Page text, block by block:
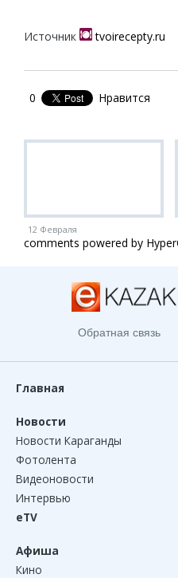
Источник tvoirecepty.ru
0 Нравится
12 Февраля
comments powered by
Обратная связь
Главная
Новости
Новости Караганды
Фотолента
Видеоновости
Интервью
eTV
Афиша
Кино